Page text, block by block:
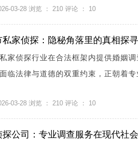
03-28 浏览 ： 210 评论 ： 10
私家侦探：隐秘角落里的真相探
家侦探行业在合法框架内提供婚姻
临法律与道德的双重约束，正朝着
03-28 浏览 ： 210 评论 ： 10
探公司：专业调查服务在现代社